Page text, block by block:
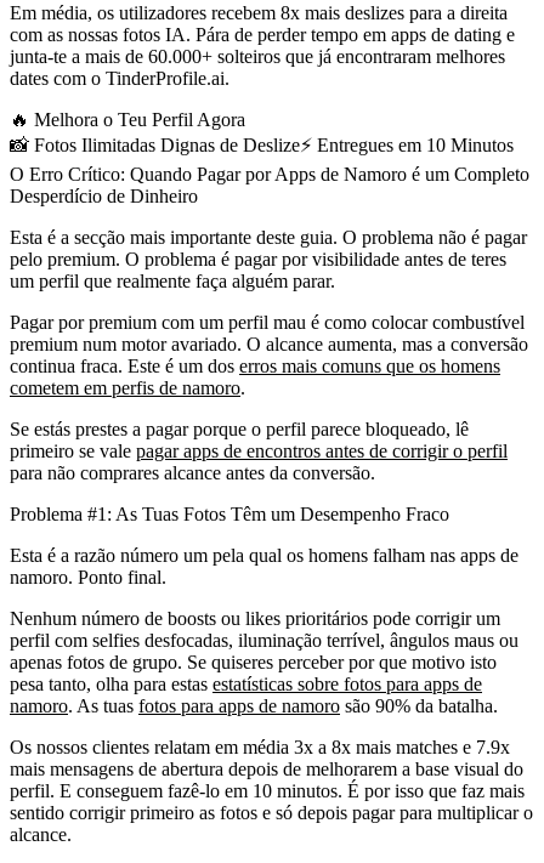
Em média, os utilizadores recebem 8x mais deslizes para a direita
com as nossas fotos IA. Pára de perder tempo em apps de dating e
junta-te a mais de 60.000+ solteiros que já encontraram melhores
dates com o TinderProfile.ai.
🔥 Melhora o Teu Perfil Agora
📸 Fotos Ilimitadas Dignas de Deslize⚡️ Entregues em 10 Minutos
O Erro Crítico: Quando Pagar por Apps de Namoro é um Completo
Desperdício de Dinheiro
Esta é a secção mais importante deste guia. O problema não é pagar
pelo premium. O problema é pagar por visibilidade antes de teres
um perfil que realmente faça alguém parar.
Pagar por premium com um perfil mau é como colocar combustível
premium num motor avariado. O alcance aumenta, mas a conversão
continua fraca. Este é um dos erros mais comuns que os homens
cometem em perfis de namoro.
Se estás prestes a pagar porque o perfil parece bloqueado, lê
primeiro se vale pagar apps de encontros antes de corrigir o perfil
para não comprares alcance antes da conversão.
Problema #1: As Tuas Fotos Têm um Desempenho Fraco
Esta é a razão número um pela qual os homens falham nas apps de
namoro. Ponto final.
Nenhum número de boosts ou likes prioritários pode corrigir um
perfil com selfies desfocadas, iluminação terrível, ângulos maus ou
apenas fotos de grupo. Se quiseres perceber por que motivo isto
pesa tanto, olha para estas estatísticas sobre fotos para apps de
namoro. As tuas fotos para apps de namoro são 90% da batalha.
Os nossos clientes relatam em média 3x a 8x mais matches e 7.9x
mais mensagens de abertura depois de melhorarem a base visual do
perfil. E conseguem fazê-lo em 10 minutos. É por isso que faz mais
sentido corrigir primeiro as fotos e só depois pagar para multiplicar o
alcance.